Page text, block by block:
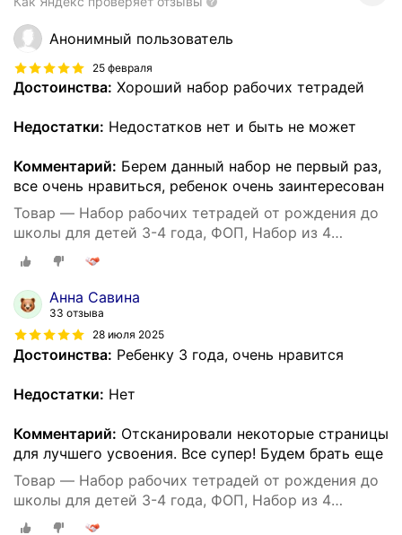
Анонимный пользователь
25 февраля
Достоинства: Хороший набор рабочих тетрадей
Недостатки: Недостатков нет и быть не может
Комментарий: Берем данный набор не первый раз,
все очень нравиться, ребенок очень заинтересован
Товар — Набор рабочих тетрадей от рождения до
школы для детей 3-4 года, ФОП, Набор из 4
книг(математика, прописи, речь, грамота)
Анна Савина
33 отзыва
28 июля 2025
Достоинства: Ребенку 3 года, очень нравится
Недостатки: Нет
Комментарий: Отсканировали некоторые страницы
для лучшего усвоения. Все супер! Будем брать еще
Товар — Набор рабочих тетрадей от рождения до
школы для детей 3-4 года, ФОП, Набор из 4
книг(математика, прописи, речь, грамота)